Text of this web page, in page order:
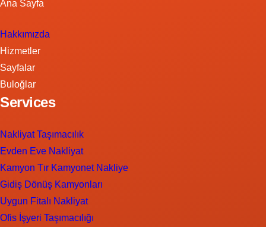
Ana Sayfa
Hakkımızda
Hizmetler
Sayfalar
Buloğlar
Services
Nakliyat Taşımacılık
Evden Eve Nakliyat
Kamyon Tır Kamyonet Nakliye
Gidiş Dönüş Kamyonları
Uygun Fitalı Nakliyat
Ofis İşyeri Taşımacılığı